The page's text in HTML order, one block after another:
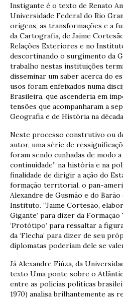
Instigante é o texto de Renato
Universidade Federal do Rio
origens, as transformações e a
da Cartografia, de Jaime
Relações Exteriores e no
descortinando o surgimento da
trabalho nestas instituições
disseminar um saber acerca do
usos foram enfeixados numa
Brasileira, que ascenderia em
tensões que acompanharam a
Geografia e de História na década
Neste processo construtivo ou
autor, uma série de
foram sendo cunhadas de modo
continuidade” na história e na
finalidade de dirigir a ação do
formação territorial, o pan-
Alexandre de Gusmão e do
Instituto. “Jaime Cortesão,
Gigante’ para dizer da
‘Protótipo’ para ressaltar a
da ‘Flecha’ para dizer de seu
diplomatas poderiam dele se
Já Alexandre Fiúza, da
texto Uma ponte sobre o
entre as polícias políticas
1970) analisa brilhantemente as